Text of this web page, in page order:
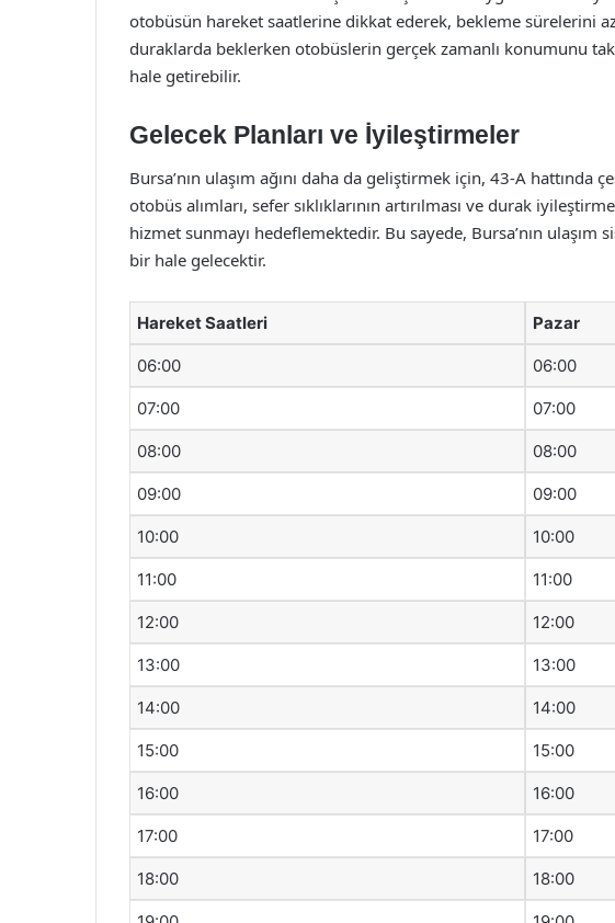
otobüsün hareket saatlerine dikkat ederek, bekleme sürelerini
duraklarda beklerken otobüslerin gerçek zamanlı konumunu
hale getirebilir.
Gelecek Planları ve İyileştirmeler
Bursa’nın ulaşım ağını daha da geliştirmek için, 43-A hattında
otobüs alımları, sefer sıklıklarının artırılması ve durak
hizmet sunmayı hedeflemektedir. Bu sayede, Bursa’nın ulaşım
bir hale gelecektir.
Hareket Saatleri Pazar
06:00 06:00
07:00 07:00
08:00 08:00
09:00 09:00
10:00 10:00
11:00 11:00
12:00 12:00
13:00 13:00
14:00 14:00
15:00 15:00
16:00 16:00
17:00 17:00
18:00 18:00